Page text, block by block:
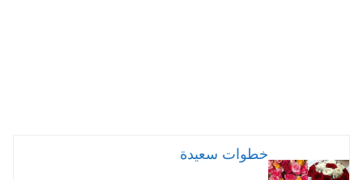
خطوات سعيدة